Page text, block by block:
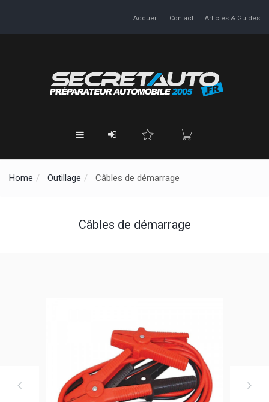
Accueil Contact Articles & Guides
Home Outillage Câbles de démarrage
Câbles de démarrage